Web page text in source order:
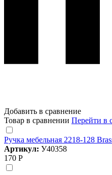
Добавить в сравнение
Товар в сравнении Перейти в
Ручка мебельная 2218-128
Артикул: У40358
170 Р